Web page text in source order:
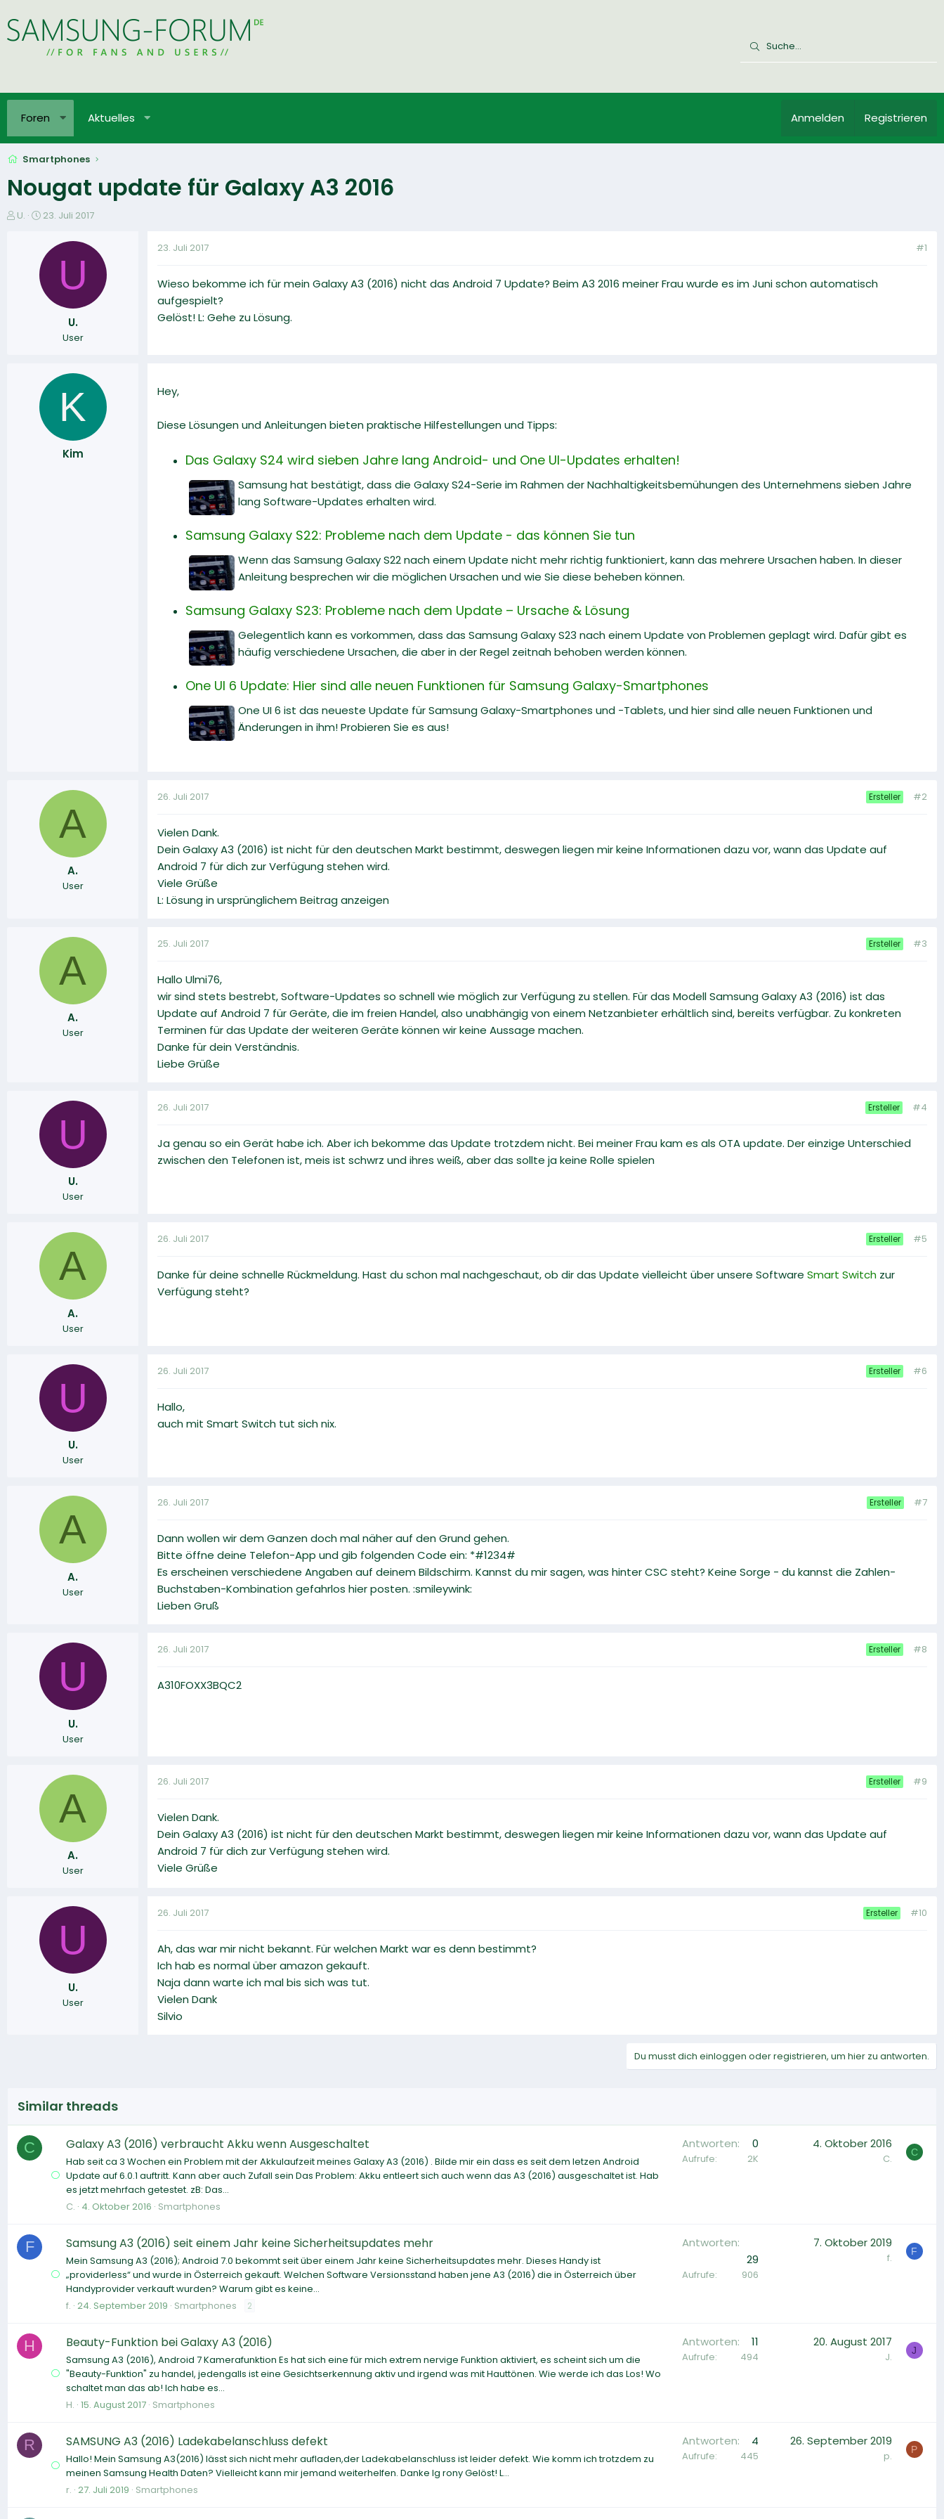
Foren Aktuelles Anmelden Registrieren
Smartphones
Nougat update für Galaxy A3 2016
EU.
E
t
23. Juli 2017
U
U.
User
23. Juli 2017 #1
Wieso bekomme ich für mein Galaxy A3 (2016) nicht das Android 7 Update? Beim A3 2016 meiner Frau wurde es im Juni schon automatisch
aufgespielt?
Gelöst! L: Gehe zu Lösung.
K
Kim
Hey,
Diese Lösungen und Anleitungen bieten praktische Hilfestellungen und Tipps:
Das Galaxy S24 wird sieben Jahre lang Android- und One UI-Updates erhalten!
Samsung hat bestätigt, dass die Galaxy S24-Serie im Rahmen der Nachhaltigkeitsbemühungen des Unternehmens sieben Jahre
lang Software-Updates erhalten wird.
Samsung Galaxy S22: Probleme nach dem Update - das können Sie tun
Wenn das Samsung Galaxy S22 nach einem Update nicht mehr richtig funktioniert, kann das mehrere Ursachen haben. In dieser
Anleitung besprechen wir die möglichen Ursachen und wie Sie diese beheben können.
Samsung Galaxy S23: Probleme nach dem Update – Ursache & Lösung
Gelegentlich kann es vorkommen, dass das Samsung Galaxy S23 nach einem Update von Problemen geplagt wird. Dafür gibt es
häufig verschiedene Ursachen, die aber in der Regel zeitnah behoben werden können.
One UI 6 Update: Hier sind alle neuen Funktionen für Samsung Galaxy-Smartphones
One UI 6 ist das neueste Update für Samsung Galaxy-Smartphones und -Tablets, und hier sind alle neuen Funktionen und
Änderungen in ihm! Probieren Sie es aus!
A
A.
User
26. Juli 2017 Ersteller #2
Vielen Dank.
Dein Galaxy A3 (2016) ist nicht für den deutschen Markt bestimmt, deswegen liegen mir keine Informationen dazu vor, wann das Update auf
Android 7 für dich zur Verfügung stehen wird.
Viele Grüße
L: Lösung in ursprünglichem Beitrag anzeigen
A
A.
User
25. Juli 2017 Ersteller #3
Hallo Ulmi76,
wir sind stets bestrebt, Software-Updates so schnell wie möglich zur Verfügung zu stellen. Für das Modell Samsung Galaxy A3 (2016) ist das
Update auf Android 7 für Geräte, die im freien Handel, also unabhängig von einem Netzanbieter erhältlich sind, bereits verfügbar. Zu konkreten
Terminen für das Update der weiteren Geräte können wir keine Aussage machen.
Danke für dein Verständnis.
Liebe Grüße
U
U.
User
26. Juli 2017 Ersteller #4
Ja genau so ein Gerät habe ich. Aber ich bekomme das Update trotzdem nicht. Bei meiner Frau kam es als OTA update. Der einzige Unterschied
zwischen den Telefonen ist, meis ist schwrz und ihres weiß, aber das sollte ja keine Rolle spielen
A
A.
User
26. Juli 2017 Ersteller #5
Danke für deine schnelle Rückmeldung. Hast du schon mal nachgeschaut, ob dir das Update vielleicht über unsere Software Smart Switch zur
Verfügung steht?
U
U.
User
26. Juli 2017 Ersteller #6
Hallo,
auch mit Smart Switch tut sich nix.
A
A.
User
26. Juli 2017 Ersteller #7
Dann wollen wir dem Ganzen doch mal näher auf den Grund gehen.
Bitte öffne deine Telefon-App und gib folgenden Code ein: *#1234#
Es erscheinen verschiedene Angaben auf deinem Bildschirm. Kannst du mir sagen, was hinter CSC steht? Keine Sorge - du kannst die Zahlen-
Buchstaben-Kombination gefahrlos hier posten. :smileywink:
Lieben Gruß
U
U.
User
26. Juli 2017 Ersteller #8
A310FOXX3BQC2
A
A.
User
26. Juli 2017 Ersteller #9
Vielen Dank.
Dein Galaxy A3 (2016) ist nicht für den deutschen Markt bestimmt, deswegen liegen mir keine Informationen dazu vor, wann das Update auf
Android 7 für dich zur Verfügung stehen wird.
Viele Grüße
U
U.
User
26. Juli 2017 Ersteller #10
Ah, das war mir nicht bekannt. Für welchen Markt war es denn bestimmt?
Ich hab es normal über amazon gekauft.
Naja dann warte ich mal bis sich was tut.
Vielen Dank
Silvio
Du musst dich einloggen oder registrieren, um hier zu antworten.
Similar threads
C Galaxy A3 (2016) verbraucht Akku wenn Ausgeschaltet
Hab seit ca 3 Wochen ein Problem mit der Akkulaufzeit meines Galaxy A3 (2016) . Bilde mir ein dass es seit dem letzen Android
Update auf 6.0.1 auftritt. Kann aber auch Zufall sein Das Problem: Akku entleert sich auch wenn das A3 (2016) ausgeschaltet ist. Hab
es jetzt mehrfach getestet. zB: Das...
C. 4. Oktober 2016 Smartphones
Antworten 0
Aufrufe 2K
4. Oktober 2016
C. C
F Samsung A3 (2016) seit einem Jahr keine Sicherheitsupdates mehr
Mein Samsung A3 (2016); Android 7.0 bekommt seit über einem Jahr keine Sicherheitsupdates mehr. Dieses Handy ist
„providerless“ und wurde in Österreich gekauft. Welchen Software Versionsstand haben jene A3 (2016) die in Österreich über
Handyprovider verkauft wurden? Warum gibt es keine...
f. 24. September 2019 Smartphones 2
Antworten
29
Aufrufe 906
7. Oktober 2019
f. F
H Beauty-Funktion bei Galaxy A3 (2016)
Samsung A3 (2016), Android 7 Kamerafunktion Es hat sich eine für mich extrem nervige Funktion aktiviert, es scheint sich um die
"Beauty-Funktion" zu handel, jedengalls ist eine Gesichtserkennung aktiv und irgend was mit Hauttönen. Wie werde ich das Los! Wo
schaltet man das ab! Ich habe es...
H. 15. August 2017 Smartphones
Antworten 11
Aufrufe 494
20. August 2017
J. J
R SAMSUNG A3 (2016) Ladekabelanschluss defekt
Hallo! Mein Samsung A3(2016) lässt sich nicht mehr aufladen,der Ladekabelanschluss ist leider defekt. Wie komm ich trotzdem zu
meinen Samsung Health Daten? Vielleicht kann mir jemand weiterhelfen. Danke lg rony Gelöst! L...
r. 27. Juli 2019 Smartphones
Antworten 4
Aufrufe 445
26. September 2019
p. P